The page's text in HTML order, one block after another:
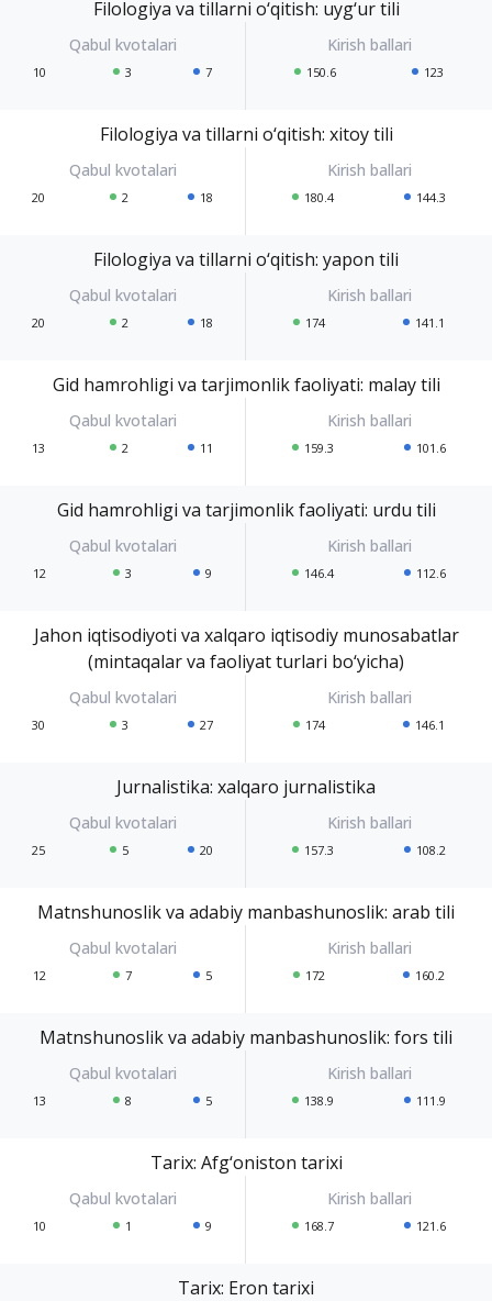
Filologiya va tillarni o‘qitish: uyg‘ur tili
10 3 7 150.6 123
Filologiya va tillarni o‘qitish: xitoy tili
20 2 18 180.4 144.3
Filologiya va tillarni o‘qitish: yapon tili
20 2 18 174 141.1
Gid hamrohligi va tarjimonlik faoliyati: malay tili
13 2 11 159.3 101.6
Gid hamrohligi va tarjimonlik faoliyati: urdu tili
12 3 9 146.4 112.6
Jahon iqtisodiyoti va xalqaro iqtisodiy munosabatlar
(mintaqalar va faoliyat turlari bo‘yicha)
30 3 27 174 146.1
Jurnalistika: xalqaro jurnalistika
25 5 20 157.3 108.2
Matnshunoslik va adabiy manbashunoslik: arab tili
12 7 5 172 160.2
Matnshunoslik va adabiy manbashunoslik: fors tili
13 8 5 138.9 111.9
Tarix: Afg‘oniston tarixi
10 1 9 168.7 121.6
Tarix: Eron tarixi